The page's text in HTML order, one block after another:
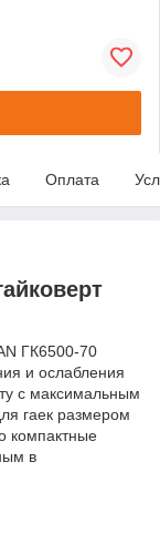
Оплата
ГК6500-70
и ослабления
с максимальным
гаек размером
компактные
в